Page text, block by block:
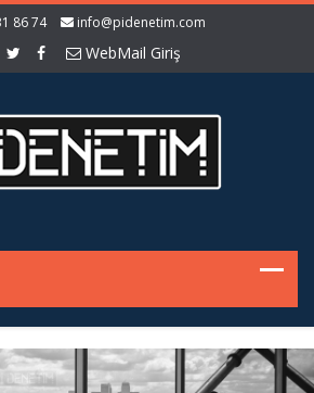
86 74 info@pidenetim.com
WebMail Giriş